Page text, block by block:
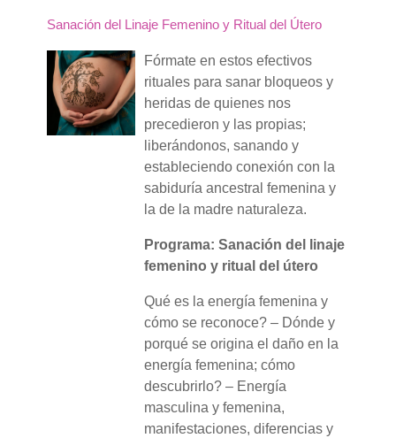
Sanación del Linaje Femenino y Ritual del Útero
Fórmate en estos efectivos
rituales para sanar bloqueos y
heridas de quienes nos
precedieron y las propias;
liberándonos, sanando y
estableciendo conexión con la
sabiduría ancestral femenina y
la de la madre naturaleza.
Programa: Sanación del linaje
femenino y ritual del útero
Qué es la energía femenina y
cómo se reconoce? – Dónde y
porqué se origina el daño en la
energía femenina; cómo
descubrirlo? – Energía
masculina y femenina,
manifestaciones, diferencias y